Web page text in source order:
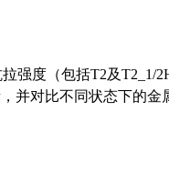
强度（包括T2及T2_1/
并对比不同状态下的金